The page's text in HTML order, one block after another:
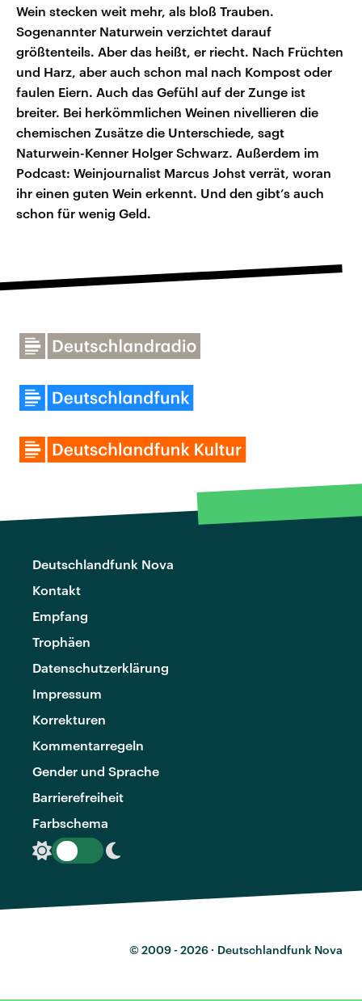
Wein stecken weit mehr, als bloß Trauben.
Sogenannter Naturwein verzichtet darauf
größtenteils. Aber das heißt, er riecht. Nach Früchten
und Harz, aber auch schon mal nach Kompost oder
faulen Eiern. Auch das Gefühl auf der Zunge ist
breiter. Bei herkömmlichen Weinen nivellieren die
chemischen Zusätze die Unterschiede, sagt
Naturwein-Kenner Holger Schwarz. Außerdem im
Podcast: Weinjournalist Marcus Johst verrät, woran
ihr einen guten Wein erkennt. Und den gibt’s auch
schon für wenig Geld.
Deutschlandfunk Nova
Kontakt
Empfang
Trophäen
Datenschutzerklärung
Impressum
Korrekturen
Kommentarregeln
Gender und Sprache
Barrierefreiheit
Farbschema
© 2009 - 2026 · Deutschlandfunk Nova